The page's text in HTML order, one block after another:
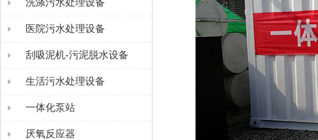
洗涤污水处理设备
医院污水处理设备
刮吸泥机-污泥脱水设备
生活污水处理设备
一体化泵站
厌氧反应器